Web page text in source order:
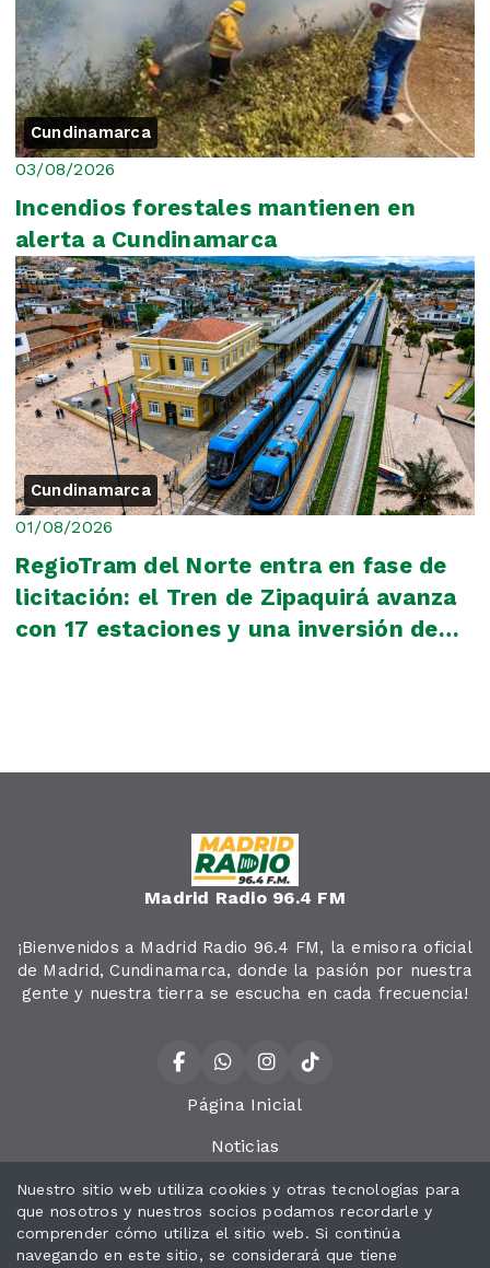
Cundinamarca
03/08/2026
Incendios forestales mantienen en
alerta a Cundinamarca
Cundinamarca
01/08/2026
RegioTram del Norte entra en fase de
licitación: el Tren de Zipaquirá avanza
con 17 estaciones y una inversión de
Madrid Radio 96.4 FM
¡Bienvenidos a Madrid Radio 96.4 FM, la emisora oficial
de Madrid, Cundinamarca, donde la pasión por nuestra
gente y nuestra tierra se escucha en cada frecuencia!
Página Inicial
Noticias
Política de privacidad
Contacto
Nuestro sitio web utiliza cookies y otras tecnologías para
que nosotros y nuestros socios podamos recordarle y
comprender cómo utiliza el sitio web. Si continúa
navegando en este sitio, se considerará que tiene